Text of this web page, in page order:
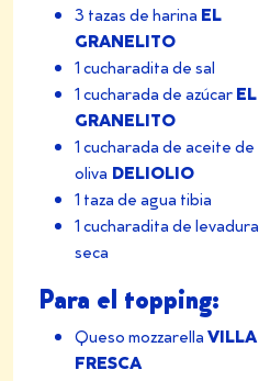
3 tazas deharina EL
GRANELITO
1 cucharadita de sal
1 cucharada deazúcarEL
GRANELITO
1 cucharada de aceite de
oliva DELIOLIO
1 taza de agua tibia
1 cucharadita de levadura
seca
Para el topping:
Queso mozzarellaVILLA
FRESCA